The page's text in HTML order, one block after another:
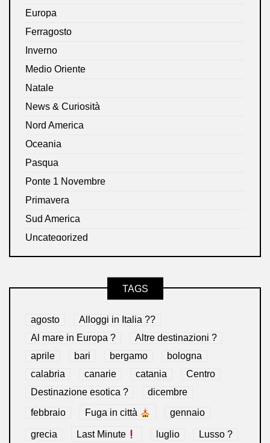
Europa
Ferragosto
Inverno
Medio Oriente
Natale
News & Curiosità
Nord America
Oceania
Pasqua
Ponte 1 Novembre
Primavera
Sud America
Uncategorized
TAGS
agosto
Alloggi in Italia ??
Al mare in Europa ?️
Altre destinazioni ?
aprile
bari bergamo
bologna
calabria
canarie catania
Centro
Destinazione esotica ?
dicembre
febbraio Fuga in città gennaio
grecia Last Minute luglio
Lusso ?